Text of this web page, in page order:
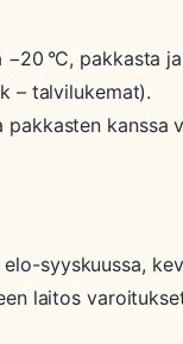
°C, pakkasta
– talvilukemat).
pakkasten kanssa
syyskuussa,
laitos